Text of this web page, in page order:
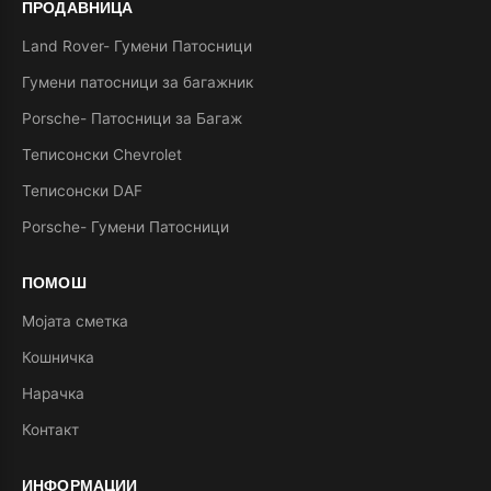
ПРОДАВНИЦА
Land Rover- Гумени Патосници
Гумени патосници за багажник
Porsche- Патосници за Багаж
Теписонски Chevrolet
Теписонски DAF
Porsche- Гумени Патосници
ПОМОШ
Мојата сметка
Кошничка
Нарачка
Контакт
ИНФОРМАЦИИ